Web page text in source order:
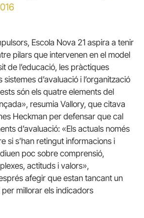
Escola Nova 21 aspira a tenir
pilars que intervenen en el model
de l’educació, les pràctiques
sistemes d’avaluació i l’organització
són els quatre elements del
resumia Vallory, que citava
Heckman per defensar que cal
d’avaluació: «Els actuals només
si s’han retingut informacions i
poc sobre comprensió,
actituds i valors»,
afegir que estan tancant un
per millorar els indicadors